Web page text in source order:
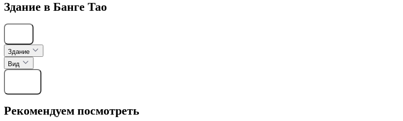
Здание в Банге Тао
Здание
Вид
Рекомендуем посмотреть